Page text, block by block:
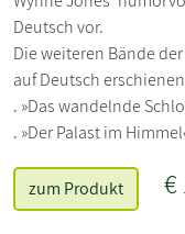
Deutsch vor.
Die weiteren Bände
auf Deutsch
. »Das wandelnde
. »Der Palast im
zum Produkt €